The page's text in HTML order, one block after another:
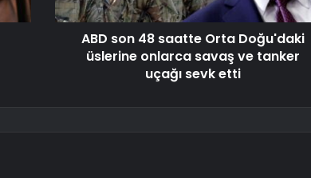
ABD son 48 saatte Orta Doğu'daki
üslerine onlarca savaş ve tanker
uçağı sevk etti